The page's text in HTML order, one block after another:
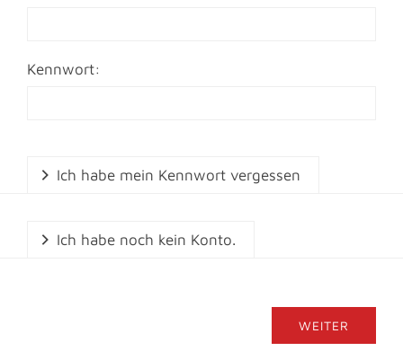
Kennwort:
Ich habe mein Kennwort vergessen
Ich habe noch kein Konto.